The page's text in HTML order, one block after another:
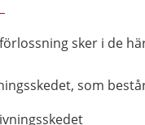
sker i de
som